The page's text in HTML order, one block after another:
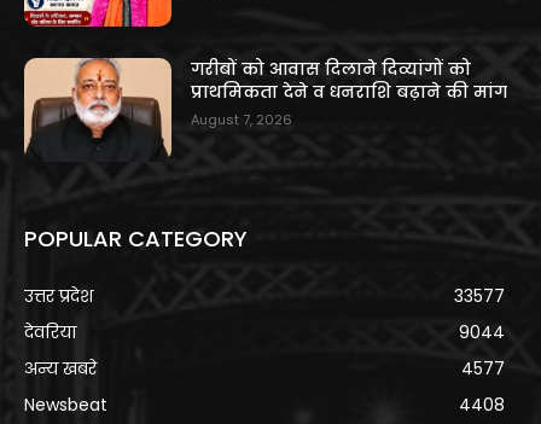
गरीबों को आवास दिलाने दिव्यांगों को
प्राथमिकता देने व धनराशि बढ़ाने की मांग
August 7, 2026
POPULAR CATEGORY
उत्तर प्रदेश
33577
देवरिया
9044
अन्य खबरे
4577
Newsbeat
4408